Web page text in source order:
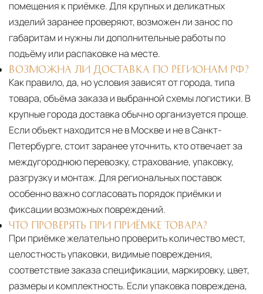
помещения к приёмке. Для крупных и деликатных
изделий заранее проверяют, возможен ли занос по
габаритам и нужны ли дополнительные работы по
подъёму или распаковке на месте.
ВОЗМОЖНА ЛИ ДОСТАВКА ПО РЕГИОНАМ РФ?
Как правило, да, но условия зависят от города, типа
товара, объёма заказа и выбранной схемы логистики. В
крупные города доставка обычно организуется проще.
Если объект находится не в Москве и не в Санкт-
Петербурге, стоит заранее уточнить, кто отвечает за
междугороднюю перевозку, страхование, упаковку,
разгрузку и монтаж. Для региональных поставок
особенно важно согласовать порядок приёмки и
фиксации возможных повреждений.
ЧТО ПРОВЕРЯТЬ ПРИ ПРИЁМКЕ ТОВАРА?
При приёмке желательно проверить количество мест,
целостность упаковки, видимые повреждения,
соответствие заказа спецификации, маркировку, цвет,
размеры и комплектность. Если упаковка повреждена,